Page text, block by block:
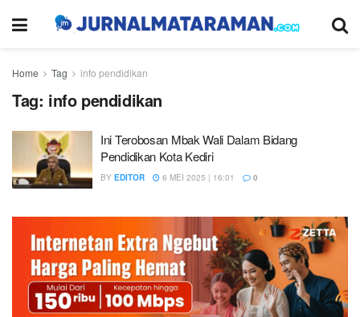
Home Tag info pendidikan
Tag: info pendidikan
Ini Terobosan Mbak Wali Dalam Bidang
Pendidikan Kota Kediri
BY EDITOR 6 MEI 2025 | 16:01 0